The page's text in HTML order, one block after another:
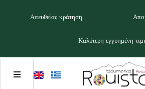
Απευθείας κράτηση
Καλύτερη εγγυημένη